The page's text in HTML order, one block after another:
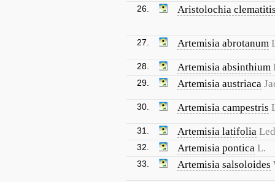
26. Aristolochia
27. Artemisia abrotanum
28. Artemisia absinthium
29. Artemisia austriaca
30. Artemisia campestris
31. Artemisia latifolia
32. Artemisia pontica L.
33. Artemisia salsoloides